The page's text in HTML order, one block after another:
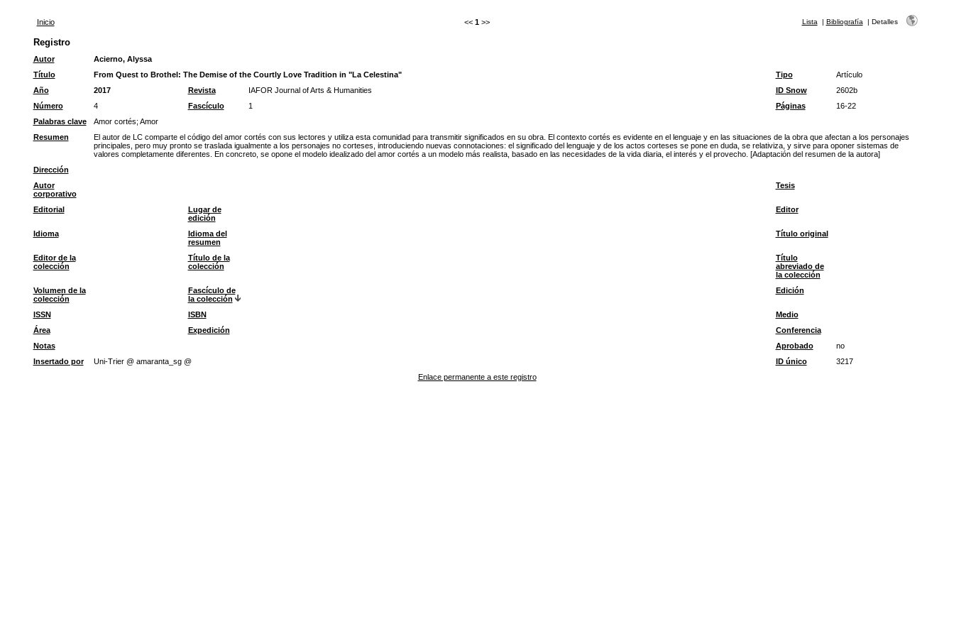
Inicio << 1 >> Lista | Bibliografía | Detalles
Registro
Autor
Acierno, Alyssa
Título
From Quest to Brothel: The Demise of the Courtly Love Tradition in "La Celestina" Tipo
Artículo
Año
2017 Revista IAFOR Journal of Arts & Humanities ID Snow
2602b
Número
4 Fascículo 1 Páginas
16-22
Palabras clave
Amor cortés; Amor
Resumen
El autor de LC comparte el código del amor cortés con sus lectores y utiliza esta comunidad para transmitir significados en su obra. El contexto cortés es evidente en el lenguaje y en las situaciones de la obra que afectan a los personajes
principales, pero muy pronto se traslada igualmente a los personajes no corteses, introduciendo nuevas connotaciones: el significado del lenguaje y de los actos corteses se pone en duda, se relativiza, y sirve para oponer sistemas de
valores completamente diferentes. En concreto, se opone el modelo idealizado del amor cortés a un modelo más realista, basado en las necesidades de la vida diaria, el interés y el provecho. [Adaptación del resumen de la autora]
Dirección
Autor
corporativo
Tesis
Editorial
Lugar de
edición
Editor
Idioma
Idioma del
resumen
Título original
Editor de la
colección
Título de la
colección
Título
abreviado de
la colección
Volumen de la
colección
Fascículo de
la colección
Edición
ISSN ISBN
Medio
Área
Expedición
Conferencia
Notas
Aprobado
no
Insertado por
Uni-Trier @ amaranta_sg @ ID único
3217
Enlace permanente a este registro